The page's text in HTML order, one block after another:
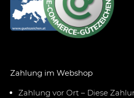
Zahlung im Webshop
Zahlung vor Ort – Diese